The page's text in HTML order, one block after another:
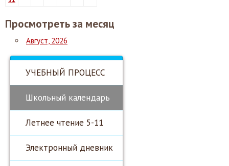
Просмотреть за месяц
Август, 2026
УЧЕБНЫЙ ПРОЦЕСС
Школьный календарь
Летнее чтение 5-11
Электронный дневник